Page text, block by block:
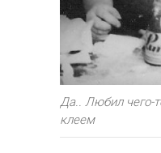
Да.. Любил чего-
клеем